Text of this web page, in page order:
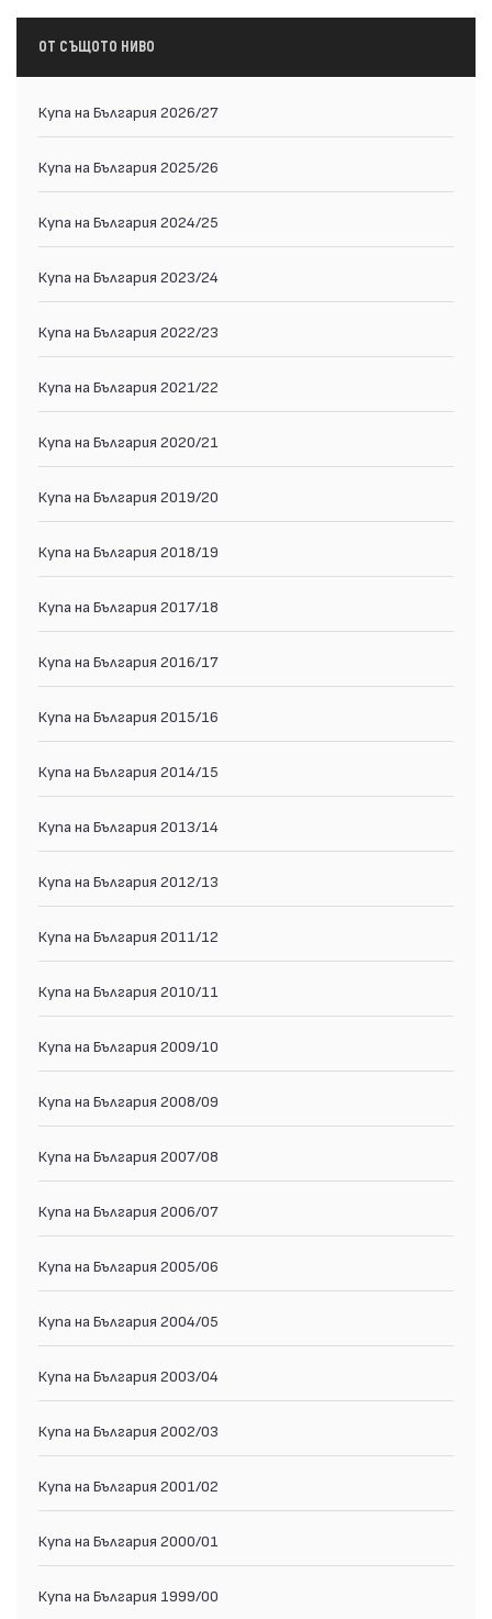
ОТ СЪЩОТО НИВО
Купа на България 2026/27
Купа на България 2025/26
Купа на България 2024/25
Купа на България 2023/24
Купа на България 2022/23
Купа на България 2021/22
Купа на България 2020/21
Купа на България 2019/20
Купа на България 2018/19
Купа на България 2017/18
Купа на България 2016/17
Купа на България 2015/16
Купа на България 2014/15
Купа на България 2013/14
Купа на България 2012/13
Купа на България 2011/12
Купа на България 2010/11
Купа на България 2009/10
Купа на България 2008/09
Купа на България 2007/08
Купа на България 2006/07
Купа на България 2005/06
Купа на България 2004/05
Купа на България 2003/04
Купа на България 2002/03
Купа на България 2001/02
Купа на България 2000/01
Купа на България 1999/00